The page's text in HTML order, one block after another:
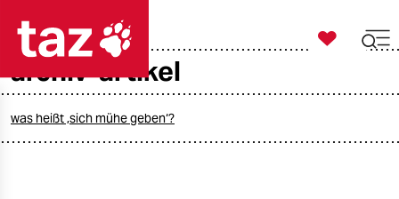
taz zahl ich

taz zahl ich
archiv-artikel
was heißt ‚sich mühe geben‘?